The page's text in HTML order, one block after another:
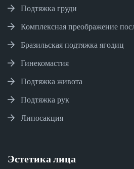
Подтяжка груди
Комплексная преображение
Бразильская подтяжка ягодиц
Гинекомастия
Подтяжка живота
Подтяжка рук
Липосакция
Эстетика лица